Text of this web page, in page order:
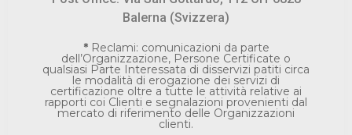
Balerna (Svizzera)
*Reclami: comunicazioni da parte
dell’Organizzazione, Persone Certificate o
qualsiasi Parte Interessata di disservizi patiti circa
le modalità di erogazione dei servizi di
certificazione oltre a tutte le attività relative ai
rapporti coi Clienti e segnalazioni provenienti dal
mercato di riferimento delle Organizzazioni
clienti.